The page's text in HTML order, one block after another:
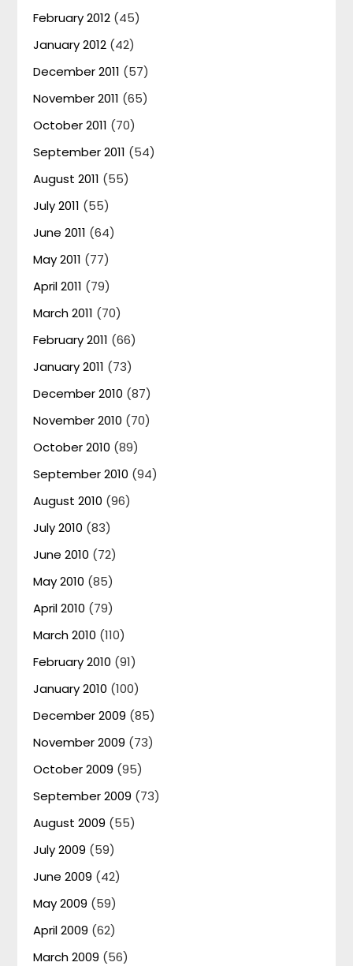
February 2012 (45)
January 2012 (42)
December 2011 (57)
November 2011 (65)
October 2011 (70)
September 2011 (54)
August 2011 (55)
July 2011 (55)
June 2011 (64)
May 2011 (77)
April 2011 (79)
March 2011 (70)
February 2011 (66)
January 2011 (73)
December 2010 (87)
November 2010 (70)
October 2010 (89)
September 2010 (94)
August 2010 (96)
July 2010 (83)
June 2010 (72)
May 2010 (85)
April 2010 (79)
March 2010 (110)
February 2010 (91)
January 2010 (100)
December 2009 (85)
November 2009 (73)
October 2009 (95)
September 2009 (73)
August 2009 (55)
July 2009 (59)
June 2009 (42)
May 2009 (59)
April 2009 (62)
March 2009 (56)